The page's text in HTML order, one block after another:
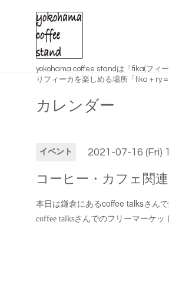
yokohama coffee standは「fika(フィ
りフィーカを楽しめる場所「fika＋ry
カレンダー
イベント 2021-07-16 (Fri)
コーヒー・カフェ関
本日は鎌倉にあるcoffee talksさん
coffee talksさんでのフリーマーケッ